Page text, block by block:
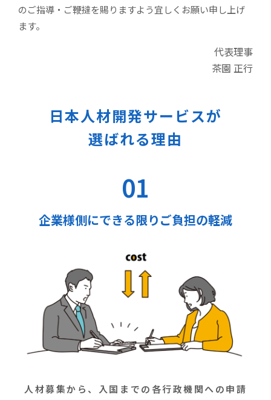
のご指導・ご鞭撻を賜りますよう宜しくお願い申し上げ
ます。
代表理事
茶園 正行
日本人材開発サービスが
選ばれる理由
01
企業様側にできる限りご負担の軽減
人材募集から、入国までの各行政機関への申請